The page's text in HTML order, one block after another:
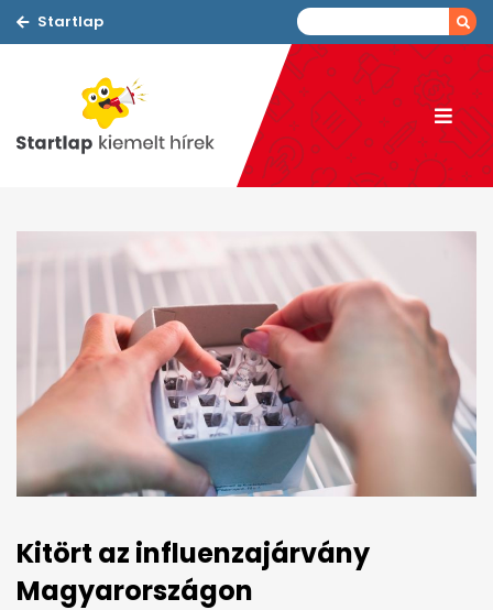
Startlap
Kitört az influenzajárvány
Magyarországon